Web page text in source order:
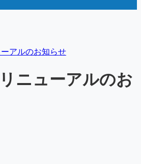
アルのお知らせ
ニューアルのお